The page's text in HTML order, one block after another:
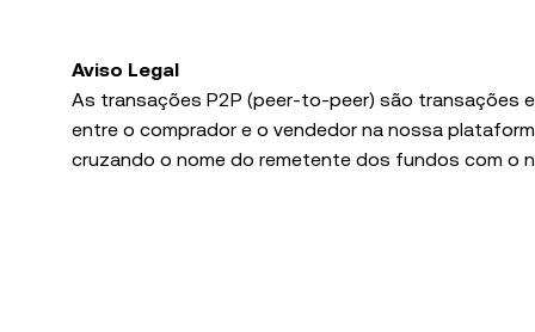
Aviso Legal
As transações P2P (peer-to-peer) são transações
entre o comprador e o vendedor na nossa
cruzando o nome do remetente dos fundos com o nome do titular da conta. O